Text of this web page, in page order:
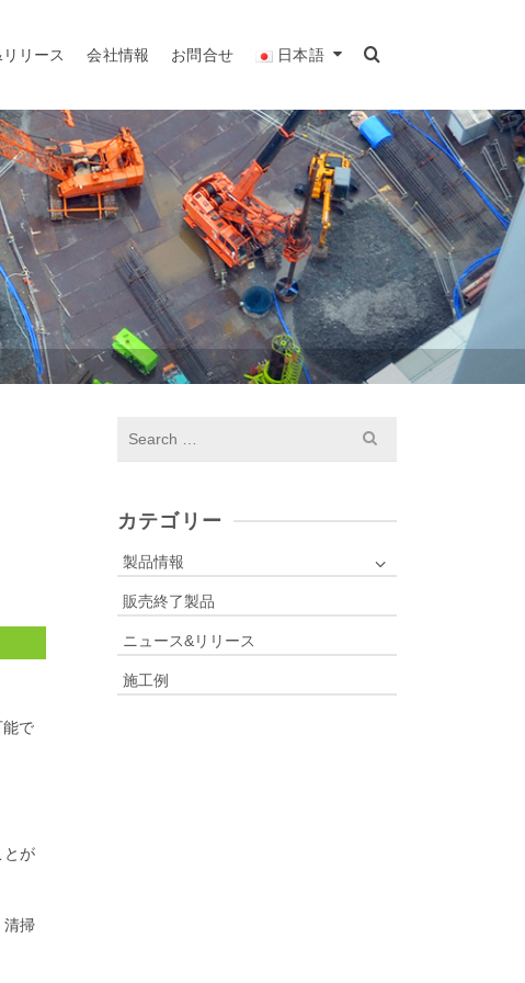
リース 会社情報 お問合せ 日本語
で
とが
清掃
c
o
カテゴリー
製品情報
販売終了製品
ニュース&リリース
施工例